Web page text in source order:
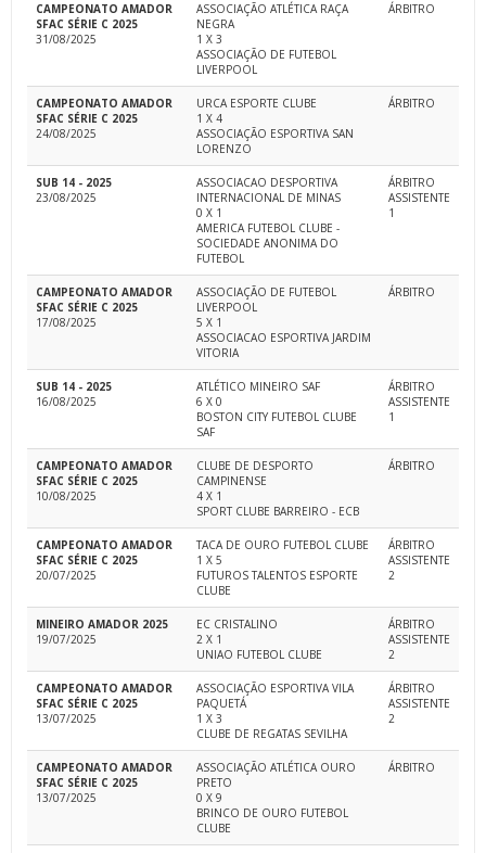
CAMPEONATO AMADOR
SFAC SÉRIE C 2025
31/08/2025
ASSOCIAÇÃO ATLÉTICA RAÇA
NEGRA
1 X 3
ASSOCIAÇÃO DE FUTEBOL
LIVERPOOL
ÁRBITRO
CAMPEONATO AMADOR
SFAC SÉRIE C 2025
24/08/2025
URCA ESPORTE CLUBE
1 X 4
ASSOCIAÇÃO ESPORTIVA SAN
LORENZO
ÁRBITRO
SUB 14 - 2025
23/08/2025
ASSOCIACAO DESPORTIVA
INTERNACIONAL DE MINAS
0 X 1
AMERICA FUTEBOL CLUBE -
SOCIEDADE ANONIMA DO
FUTEBOL
ÁRBITRO
ASSISTENTE
1
CAMPEONATO AMADOR
SFAC SÉRIE C 2025
17/08/2025
ASSOCIAÇÃO DE FUTEBOL
LIVERPOOL
5 X 1
ASSOCIACAO ESPORTIVA JARDIM
VITORIA
ÁRBITRO
SUB 14 - 2025
16/08/2025
ATLÉTICO MINEIRO SAF
6 X 0
BOSTON CITY FUTEBOL CLUBE
SAF
ÁRBITRO
ASSISTENTE
1
CAMPEONATO AMADOR
SFAC SÉRIE C 2025
10/08/2025
CLUBE DE DESPORTO
CAMPINENSE
4 X 1
SPORT CLUBE BARREIRO - ECB
ÁRBITRO
CAMPEONATO AMADOR
SFAC SÉRIE C 2025
20/07/2025
TACA DE OURO FUTEBOL CLUBE
1 X 5
FUTUROS TALENTOS ESPORTE
CLUBE
ÁRBITRO
ASSISTENTE
2
MINEIRO AMADOR 2025
19/07/2025
EC CRISTALINO
2 X 1
UNIAO FUTEBOL CLUBE
ÁRBITRO
ASSISTENTE
2
CAMPEONATO AMADOR
SFAC SÉRIE C 2025
13/07/2025
ASSOCIAÇÃO ESPORTIVA VILA
PAQUETÁ
1 X 3
CLUBE DE REGATAS SEVILHA
ÁRBITRO
ASSISTENTE
2
CAMPEONATO AMADOR
SFAC SÉRIE C 2025
13/07/2025
ASSOCIAÇÃO ATLÉTICA OURO
PRETO
0 X 9
BRINCO DE OURO FUTEBOL
CLUBE
ÁRBITRO